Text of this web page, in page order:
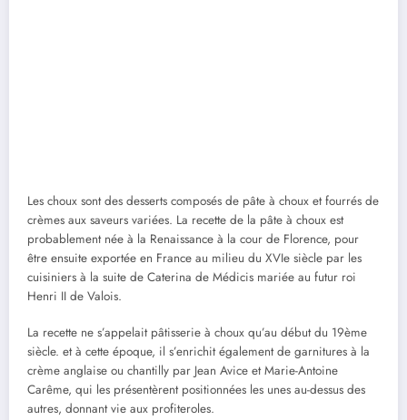
Les choux sont des desserts composés de pâte à choux et fourrés de
crèmes aux saveurs variées. La recette de la pâte à choux est
probablement née à la Renaissance à la cour de Florence, pour
être ensuite exportée en France au milieu du XVIe siècle par les
cuisiniers à la suite de Caterina de Médicis mariée au futur roi
Henri II de Valois.
La recette ne s’appelait pâtisserie à choux qu’au début du 19ème
siècle. et à cette époque, il s’enrichit également de garnitures à la
crème anglaise ou chantilly par Jean Avice et Marie-Antoine
Carême, qui les présentèrent positionnées les unes au-dessus des
autres, donnant vie aux profiteroles.